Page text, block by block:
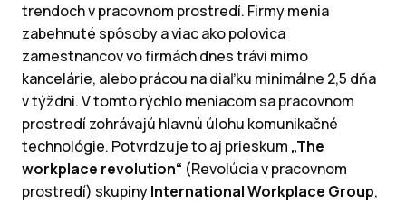
trendoch v pracovnom prostredí. Firmy menia
zabehnuté spôsoby a viac ako polovica
zamestnancov vo firmách dnes trávi mimo
kancelárie, alebo prácou na diaľku minimálne 2,5 dňa
v týždni. V tomto rýchlo meniacom sa pracovnom
prostredí zohrávajú hlavnú úlohu komunikačné
technológie. Potvrdzuje to aj prieskum „The
workplace revolution“ (Revolúcia v pracovnom
prostredí) skupinyInternational Workplace Group,